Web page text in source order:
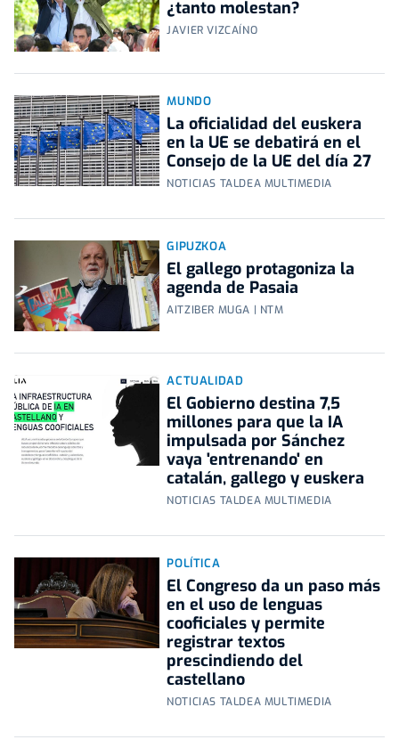
¿tanto molestan?
JAVIER VIZCAÍNO
MUNDO
La oficialidad del euskera
en la UE se debatirá en el
Consejo de la UE del día 27
NOTICIAS TALDEA MULTIMEDIA
GIPUZKOA
El gallego protagoniza la
agenda de Pasaia
AITZIBER MUGA | NTM
ACTUALIDAD
El Gobierno destina 7,5
millones para que la IA
impulsada por Sánchez
vaya 'entrenando' en
catalán, gallego y euskera
NOTICIAS TALDEA MULTIMEDIA
POLÍTICA
El Congreso da un paso más
en el uso de lenguas
cooficiales y permite
registrar textos
prescindiendo del
castellano
NOTICIAS TALDEA MULTIMEDIA